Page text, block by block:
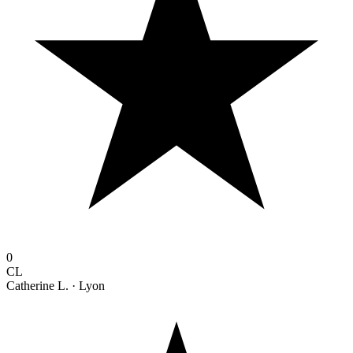
0
CL
Catherine L. · Lyon